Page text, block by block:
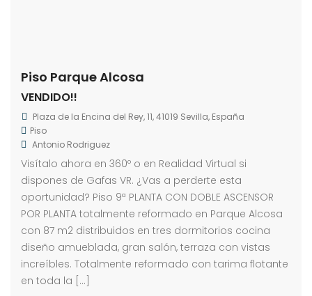
Piso Parque Alcosa
VENDIDO!!
Plaza de la Encina del Rey, 11, 41019 Sevilla, España
Piso
Antonio Rodriguez
Visítalo ahora en 360º o en Realidad Virtual si
dispones de Gafas VR. ¿Vas a perderte esta
oportunidad? Piso 9ª PLANTA CON DOBLE ASCENSOR
POR PLANTA totalmente reformado en Parque Alcosa
con 87 m2 distribuidos en tres dormitorios cocina
diseño amueblada, gran salón, terraza con vistas
increíbles. Totalmente reformado con tarima flotante
en toda la […]